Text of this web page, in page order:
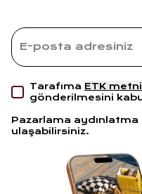
Tarafıma ETK metni
gönderilmesini
Pazarlama
ulaşabilirsiniz.